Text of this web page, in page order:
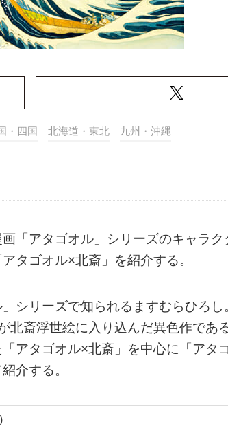
・四国 北海道・東北 九州・沖縄
「アタゴオル」シリーズのキャラ
タゴオル×北斎」を紹介する。
シリーズで知られるますむらひろ
北斎浮世絵に入り込んだ異色作であ
アタゴオル×北斎」を中心に「アタ
介する。